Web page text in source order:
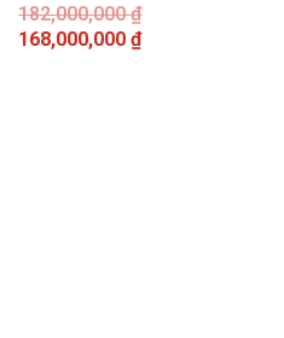
182,000,000₫
168,000,000₫